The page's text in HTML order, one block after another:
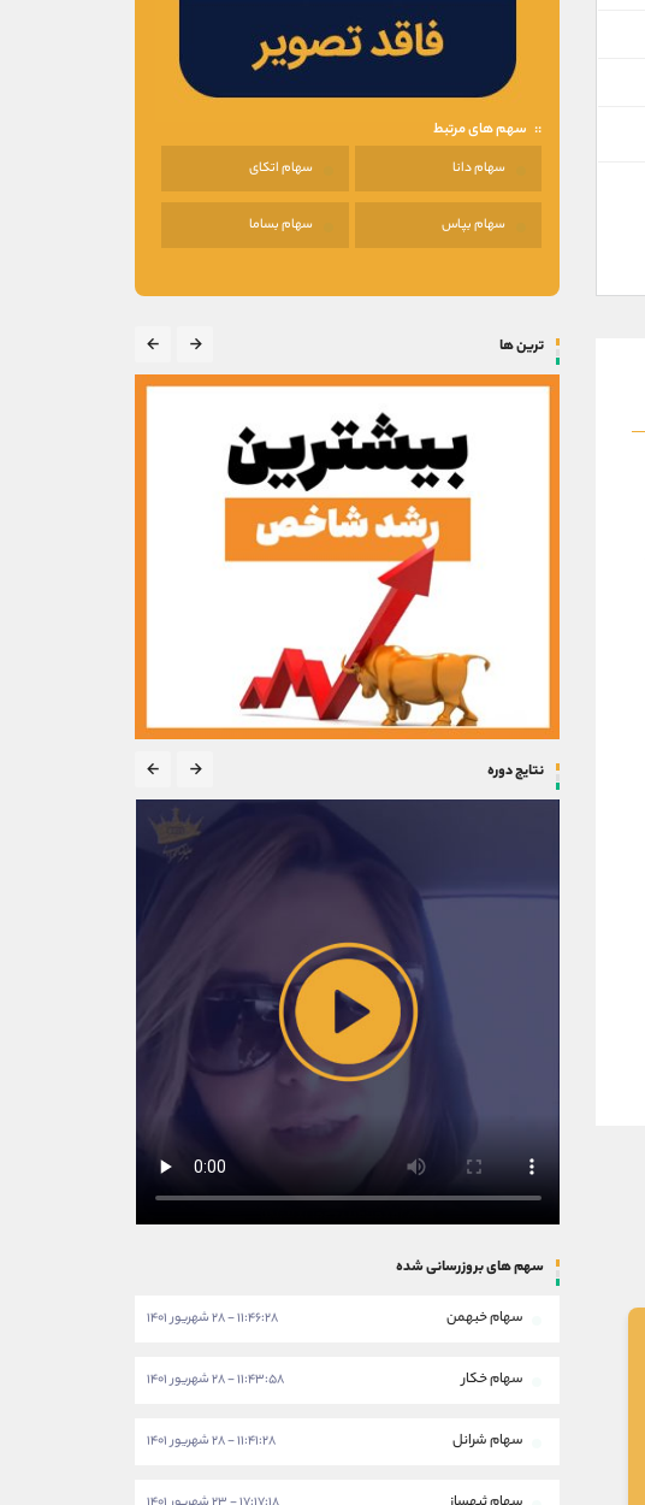
سهم های مرتبط
سهام دانا سهام اتکای
سهام بپاس سهام بساما
ترین ها
نتایج دوره
سهم های بروزرسانی شده
سهام خبهمن ۱۱:۴۶:۲۸ - ۲۸ شهریور ۱۴۰۱
سهام خکار ۱۱:۴۳:۵۸ - ۲۸ شهریور ۱۴۰۱
سهام شرانل ۱۱:۴۱:۲۸ - ۲۸ شهریور ۱۴۰۱